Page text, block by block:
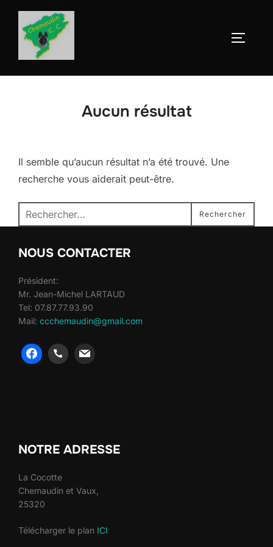
Aller
contenu
Aucun résultat
Il semble qu’aucun résultat n’a été trouvé. Une
recherche vous aiderait peut-être.
Recherche
pour :
Rechercher
NOUS CONTACTER
Président:
Mr. Jean-Michel LARTAUD
Tel: 07.87.77.93.90
Mail: ccchemaudin@gmail.com
NOTRE ADRESSE
La Cocotte
Chemaudin et Vaux,
25320
Télécharger le plan ICI